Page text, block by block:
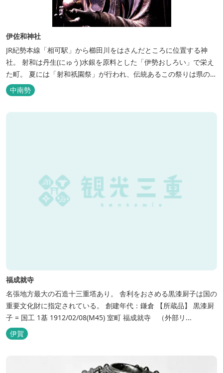
伊佐和神社
JR紀勢本線「相可駅」から櫛田川をはさんだところに位置する神
社。 射和は丹生(にゅう)水銀を原料とした「伊勢おしろい」で栄え
た町。 夏には「射和祇園祭」が行われ、伝統あるこの祭りは県の無
形民俗文化財に指定されており、毎年賑わいをみせています。 また
所蔵されている「木造地蔵菩薩坐像」は国の重要文化財に指定され
ています。
中南勢
福成就寺
名張地方最大の石造十三重塔あり。 舎利をおさめる黒漆厨子は国の
重要文化財に指定されている。 創建年代：鎌倉 【所蔵品】 黒漆厨
子 = 国工 1基 1912/02/08(M45) 室町 福成就寺 （外部リ...
伊賀